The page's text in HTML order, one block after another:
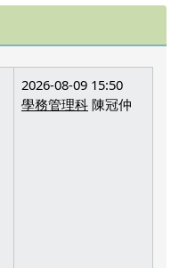
學務管理科 陳冠仲